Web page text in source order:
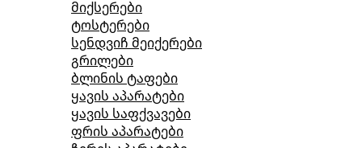
მიქსერები
ტოსტერები
სენდვიჩ მეიქერები
გრილები
ბლინის ტაფები
ყავის აპარატები
ყავის საფქვავები
ფრის აპარატები